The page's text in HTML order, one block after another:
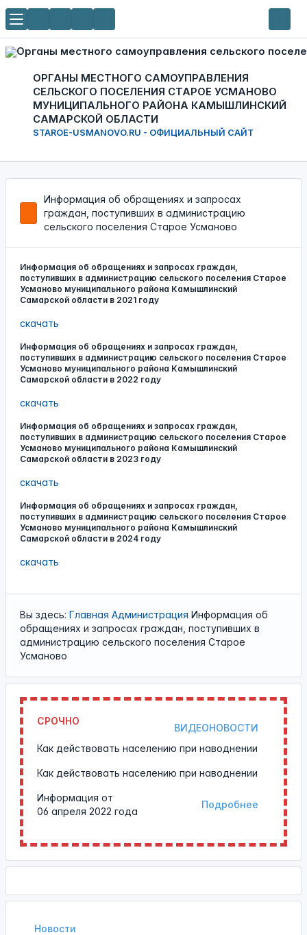
ОРГАНЫ МЕСТНОГО САМОУПРАВЛЕНИЯ
СЕЛЬСКОГО ПОСЕЛЕНИЯ СТАРОЕ УСМАНОВО
МУНИЦИПАЛЬНОГО РАЙОНА КАМЫШЛИНСКИЙ
САМАРСКОЙ ОБЛАСТИ
STAROE-USMANOVO.RU - ОФИЦИАЛЬНЫЙ САЙТ
Информация об обращениях и запросах
граждан, поступивших в администрацию
сельского поселения Старое Усманово
Информация об обращениях и запросах граждан,
поступивших в администрацию сельского поселения Старое
Усманово муниципального района Камышлинский
Самарской области в 2021 году
скачать
Информация об обращениях и запросах граждан,
поступивших в администрацию сельского поселения Старое
Усманово муниципального района Камышлинский
Самарской области в 2022 году
скачать
Информация об обращениях и запросах граждан,
поступивших в администрацию сельского поселения Старое
Усманово муниципального района Камышлинский
Самарской области в 2023 году
скачать
Информация об обращениях и запросах граждан,
поступивших в администрацию сельского поселения Старое
Усманово муниципального района Камышлинский
Самарской области в 2024 году
скачать
Вы здесь: Главная Администрация Информация об
обращениях и запросах граждан, поступивших в
администрацию сельского поселения Старое
Усманово
СРОЧНО
ВИДЕОНОВОСТИ
Как действовать населению при наводнении
Как действовать населению при наводнении
Подробнее
Информация от
06 апреля 2022 года
Новости